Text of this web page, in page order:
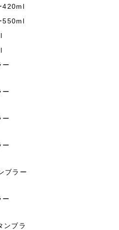
420ml
550ml
ー
ー
ー
ー
ブラー
ー
ンブラ